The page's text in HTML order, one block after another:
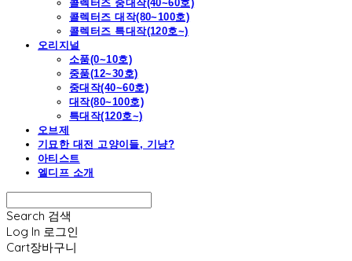
콜렉터즈 중대작(40~60호)
콜렉터즈 대작(80~100호)
콜렉터즈 특대작(120호~)
오리지널
소품(0~10호)
중품(12~30호)
중대작(40~60호)
대작(80~100호)
특대작(120호~)
오브제
기묘한 대전 고양이들, 기냥?
아티스트
엘디프 소개
Search 검색
Log In 로그인
Cart장바구니